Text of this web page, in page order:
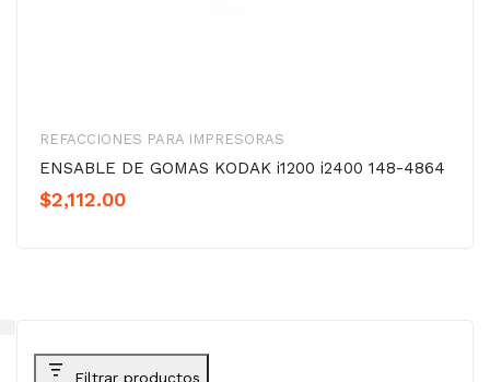
REFACCIONES PARA IMPRESORAS
ENSABLE DE GOMAS KODAK i1200 i2400 148-4864
$2,112.00
Filtrar productos